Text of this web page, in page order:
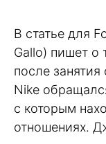
В статье для
Gallo) пишет о
после занятия
Nike
с которым
отношениях.